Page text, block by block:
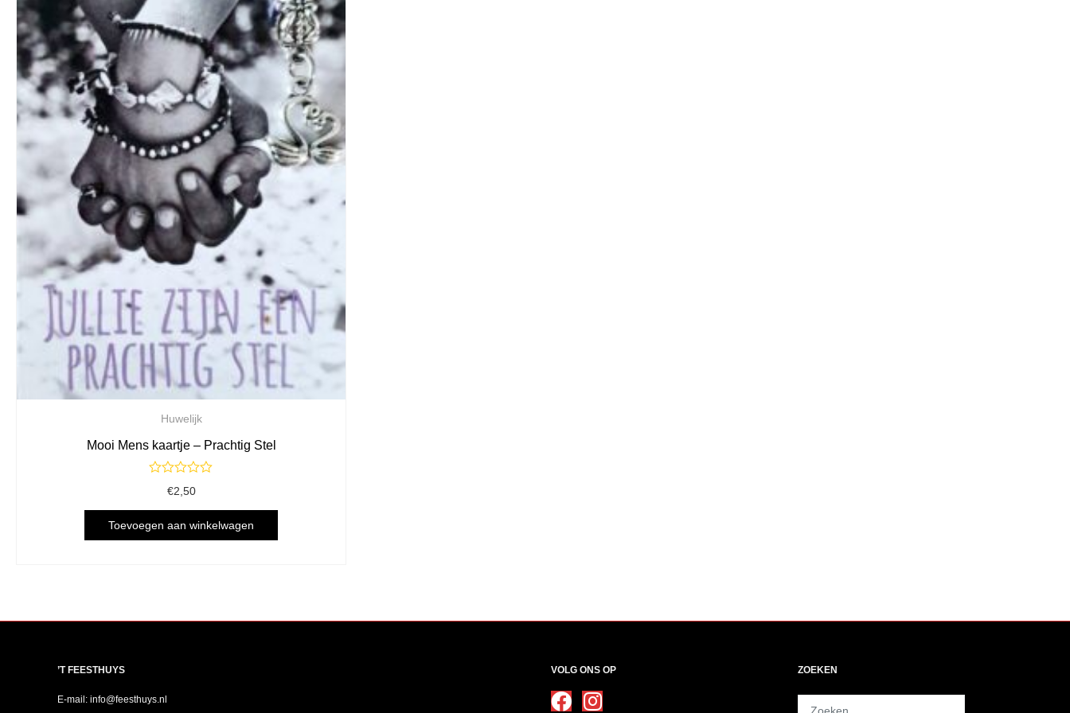
Huwelijk
Mooi Mens kaartje – Prachtig Stel
Gewaardeerd
uit
€2,50
Toevoegen aan winkelwagen
’T FEESTHUYS
E-mail: info@feesthuys.nl
VOLG ONS OP ZOEKEN